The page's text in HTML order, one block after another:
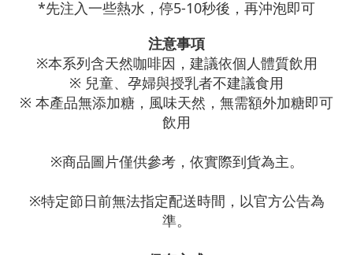
*先注入一些熱水，停5-10秒後，再沖泡即可
注意事項
※本系列含天然咖啡因，建議依個人體質飲用
※ 兒童、孕婦與授乳者不建議食用
※ 本產品無添加糖，風味天然，無需額外加糖即可
飲用
※商品圖片僅供參考，依實際到貨為主。
※特定節日前無法指定配送時間，以官方公告為
準。